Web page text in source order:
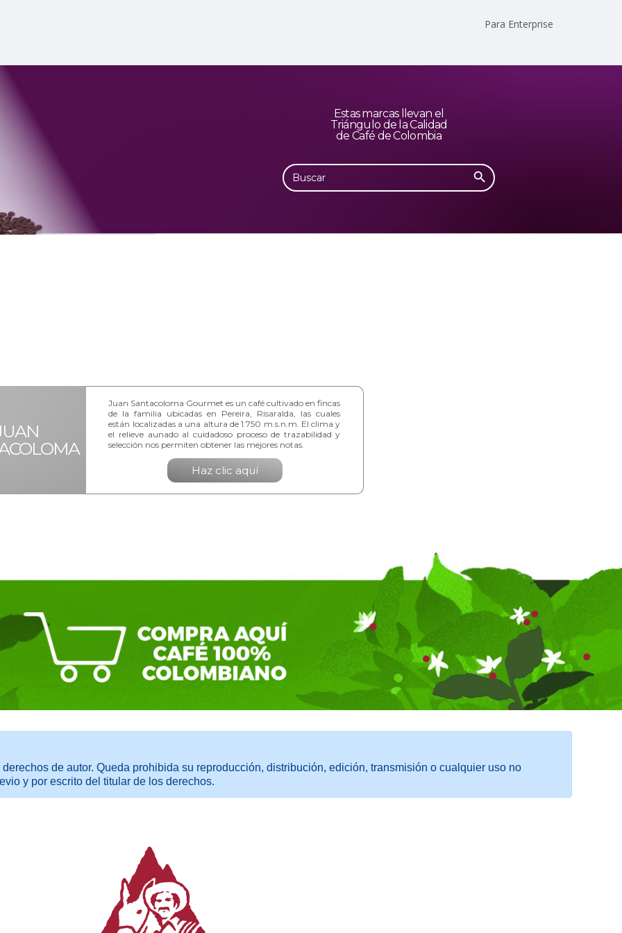
Para Enterprise
Estas marcas llevan el
Triángulo de la Calidad
de Café de Colombia
Buscar: Botón de búsqueda
Juan Santacoloma Gourmet es un café cultivado en fincas
de la familia ubicadas en Pereira, Risaralda, las cuales
están localizadas a una altura de 1.750 m.s.n.m. El clima y
el relieve aunado al cuidadoso proceso de trazabilidad y
selección nos permiten obtener las mejores notas.
Haz clic aquí
de autor. Queda prohibida su reproducción, distribución, edición, transmisión o cualquier uso no
y por escrito del titular de los derechos.